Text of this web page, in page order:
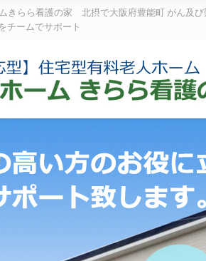
きらら看護の家 北摂で大阪府豊能町 がん及
チームでサポート